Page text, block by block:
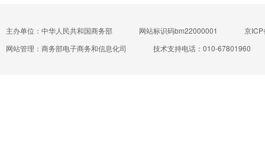
主办单位：中华人民共和国商务部 网站标识码bm22000001
京
网站管理：商务部电子商务和信息化司
技术支持电话：010-67801960